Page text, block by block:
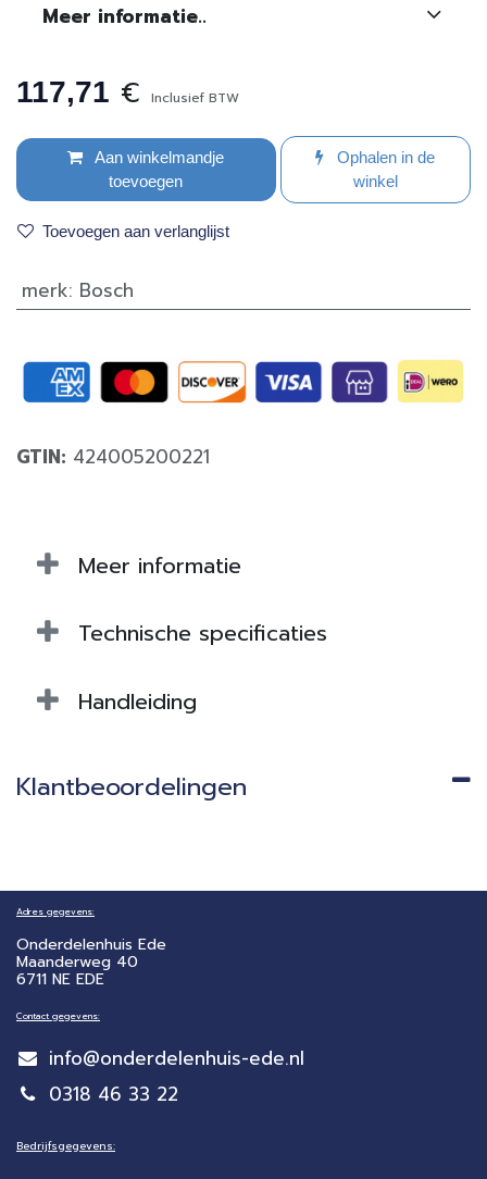
Meer informatie..
117,71 € Inclusief BTW
Aan winkelmandje
toevoegen
Ophalen in de
winkel
Toevoegen aan verlanglijst
merk: Bosch
GTIN: 424005200221
Meer informatie
Technische specificaties
Handleiding
Klantbeoordelingen
Adres gegevens:
Onderdelenhuis Ede
Maanderweg 40
6711 NE EDE
Contact gegevens:
info@onderdelenhuis-ede.nl
0318 46 33 22
Bedrijfsgegevens: